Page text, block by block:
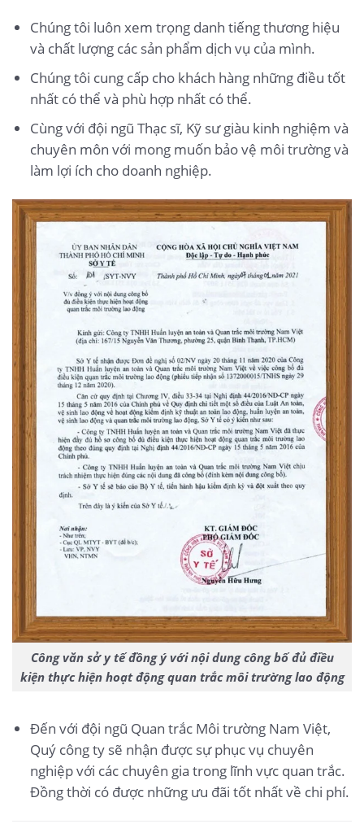
Chúng tôi luôn xem trọng danh tiếng thương hiệu
và chất lượng các sản phẩm dịch vụ của mình.
Chúng tôi cung cấp cho khách hàng những điều tốt
nhất có thể và phù hợp nhất có thể.
Cùng với đội ngũ Thạc sĩ, Kỹ sư giàu kinh nghiệm và
chuyên môn với mong muốn bảo vệ môi trường và
làm lợi ích cho doanh nghiệp.
Công văn sở y tế đồng ý với nội dung công bố đủ điều
kiện thực hiện hoạt động quan trắc môi trường lao động
Đến với đội ngũ Quan trắc Môi trường Nam Việt,
Quý công ty sẽ nhận được sự phục vụ chuyên
nghiệp với các chuyên gia trong lĩnh vực quan trắc.
Đồng thời có được những ưu đãi tốt nhất về chi phí.